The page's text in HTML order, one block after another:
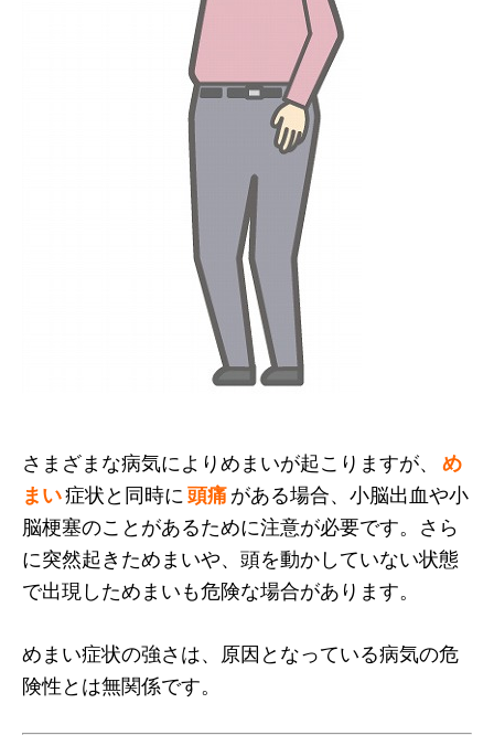
さまざまな病気によりめまいが起こりますが、 め
まい症状と同時に 頭痛がある場合、小脳出血や小
脳梗塞のことがあるために注意が必要です。さら
に突然起きためまいや、頭を動かしていない状態
で出現しためまいも危険な場合があります。
めまい症状の強さは、原因となっている病気の危
険性とは無関係です。